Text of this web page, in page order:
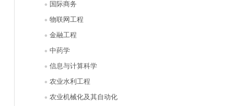
国际商务
物联网工程
金融工程
中药学
信息与计算科学
农业水利工程
农业机械化及其自动化